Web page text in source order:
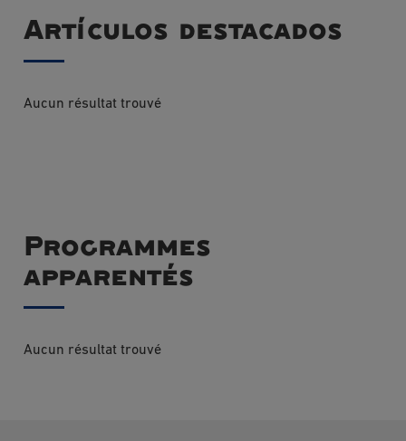
Artículos destacados
Aucun résultat trouvé
Programmes
apparentés
Aucun résultat trouvé